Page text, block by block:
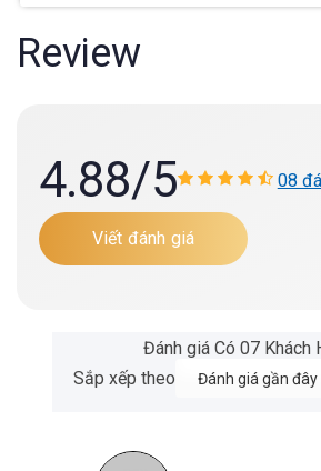
Review
4.88/5 08
Viết đánh giá
Đánh giá Có 07 Khách
Sắp xếp theo